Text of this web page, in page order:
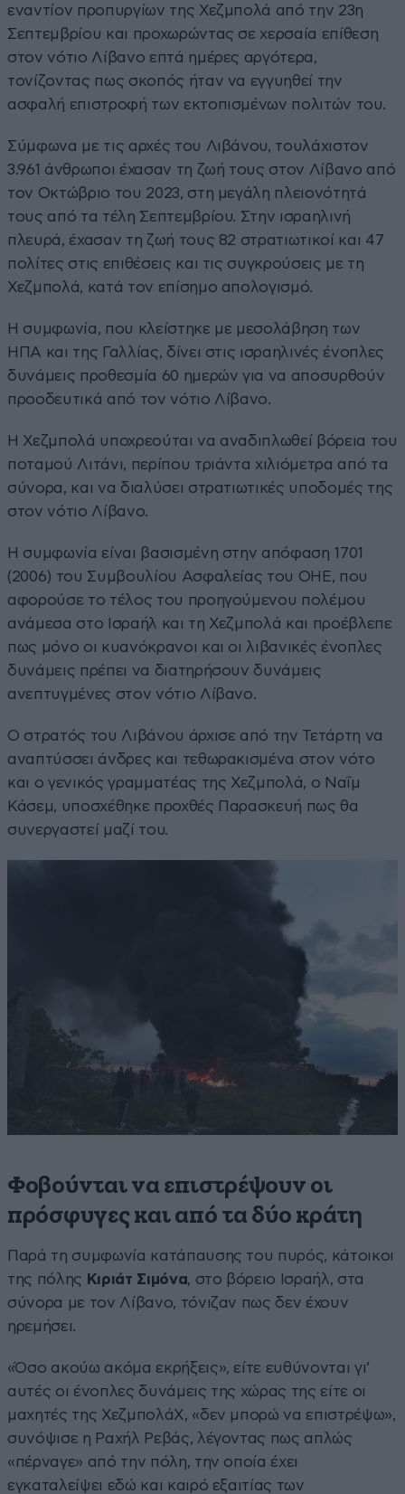
εναντίον προπυργίων της Χεζμπολά από την 23η
Σεπτεμβρίου και προχωρώντας σε χερσαία επίθεση
στον νότιο Λίβανο επτά ημέρες αργότερα,
τονίζοντας πως σκοπός ήταν να εγγυηθεί την
ασφαλή επιστροφή των εκτοπισμένων πολιτών του.
Σύμφωνα με τις αρχές του Λιβάνου, τουλάχιστον
3.961 άνθρωποι έχασαν τη ζωή τους στον Λίβανο από
τον Οκτώβριο του 2023, στη μεγάλη πλειονότητά
τους από τα τέλη Σεπτεμβρίου. Στην ισραηλινή
πλευρά, έχασαν τη ζωή τους 82 στρατιωτικοί και 47
πολίτες στις επιθέσεις και τις συγκρούσεις με τη
Χεζμπολά, κατά τον επίσημο απολογισμό.
Η συμφωνία, που κλείστηκε με μεσολάβηση των
ΗΠΑ και της Γαλλίας, δίνει στις ισραηλινές ένοπλες
δυνάμεις προθεσμία 60 ημερών για να αποσυρθούν
προοδευτικά από τον νότιο Λίβανο.
Η Χεζμπολά υποχρεούται να αναδιπλωθεί βόρεια του
ποταμού Λιτάνι, περίπου τριάντα χιλιόμετρα από τα
σύνορα, και να διαλύσει στρατιωτικές υποδομές της
στον νότιο Λίβανο.
Η συμφωνία είναι βασισμένη στην απόφαση 1701
(2006) του Συμβουλίου Ασφαλείας του ΟΗΕ, που
αφορούσε το τέλος του προηγούμενου πολέμου
ανάμεσα στο Ισραήλ και τη Χεζμπολά και προέβλεπε
πως μόνο οι κυανόκρανοι και οι λιβανικές ένοπλες
δυνάμεις πρέπει να διατηρήσουν δυνάμεις
ανεπτυγμένες στον νότιο Λίβανο.
Ο στρατός του Λιβάνου άρχισε από την Τετάρτη να
αναπτύσσει άνδρες και τεθωρακισμένα στον νότο
και ο γενικός γραμματέας της Χεζμπολά, ο Ναΐμ
Κάσεμ, υποσχέθηκε προχθές Παρασκευή πως θα
συνεργαστεί μαζί του.
Φοβούνται να επιστρέψουν οι
πρόσφυγες και από τα δύο κράτη
Παρά τη συμφωνία κατάπαυσης του πυρός, κάτοικοι
της πόλης Κιριάτ Σιμόνα, στο βόρειο Ισραήλ, στα
σύνορα με τον Λίβανο, τόνιζαν πως δεν έχουν
ηρεμήσει.
«Όσο ακούω ακόμα εκρήξεις», είτε ευθύνονται γι’
αυτές οι ένοπλες δυνάμεις της χώρας της είτε οι
μαχητές της ΧεζμπολάΧ, «δεν μπορώ να επιστρέψω»,
συνόψισε η Ραχήλ Ρεβάς, λέγοντας πως απλώς
«πέρναγε» από την πόλη, την οποία έχει
εγκαταλείψει εδώ και καιρό εξαιτίας των